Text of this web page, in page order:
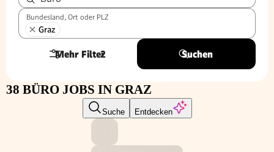
Bundesland, Ort oder PLZ
Graz
Mehr Filter
2 Suchen
38 BÜRO JOBS IN GRAZ
Suche Entdecken